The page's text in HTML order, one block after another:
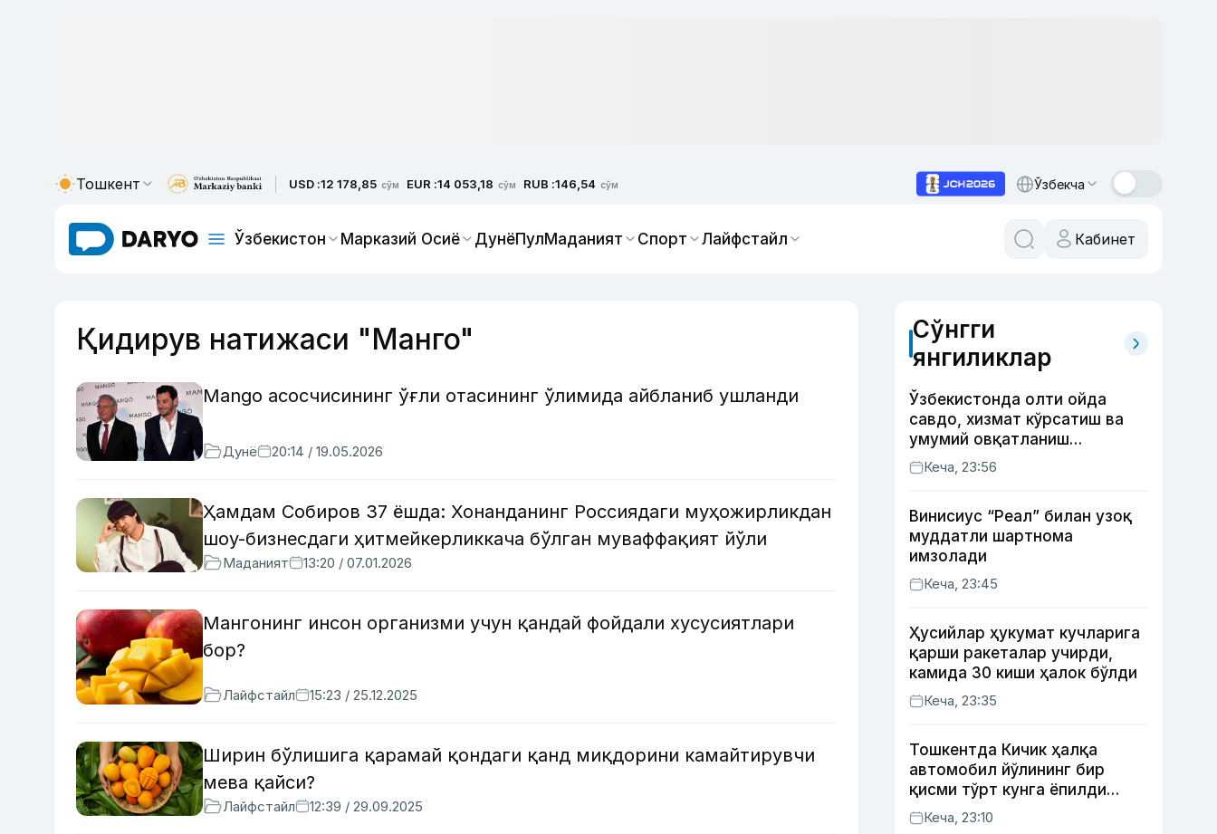
Тошкент USD :12 178,85 сўм EUR :14 053,18 сўм RUB :146,54 сўм Ўзбекча
Ўзбекистон Марказий Осиё ДунёПулМаданият Спорт Лайфстайл Кабинет
Қидирув натижаси "Манго"
Mango асосчисининг ўғли отасининг ўлимида айбланиб ушланди
Дунё 20:14 / 19.05.2026
Ҳамдам Собиров 37 ёшда: Хонанданинг Россиядаги муҳожирликдан
шоу-бизнесдаги ҳитмейкерликкача бўлган муваффақият йўли
Маданият 13:20 / 07.01.2026
Мангонинг инсон организми учун қандай фойдали хусусиятлари
бор?
Лайфстайл 15:23 / 25.12.2025
Ширин бўлишига қарамай қондаги қанд миқдорини камайтирувчи
мева қайси?
Лайфстайл 12:39 / 29.09.2025
Сўнгги
янгиликлар
Ўзбекистонда олти ойда
савдо, хизмат кўрсатиш ва
умумий овқатланиш
корхоналари қанча солиқ
тўлагани очиқланди
Кеча, 23:56
Винисиус “Реал” билан узоқ
муддатли шартнома
имзолади
Кеча, 23:45
Ҳусийлар ҳукумат кучларига
қарши ракеталар учирди,
камида 30 киши ҳалок бўлди
Кеча, 23:35
Тошкентда Кичик ҳалқа
автомобил йўлининг бир
қисми тўрт кунга ёпилди
(харита)
Кеча, 23:10